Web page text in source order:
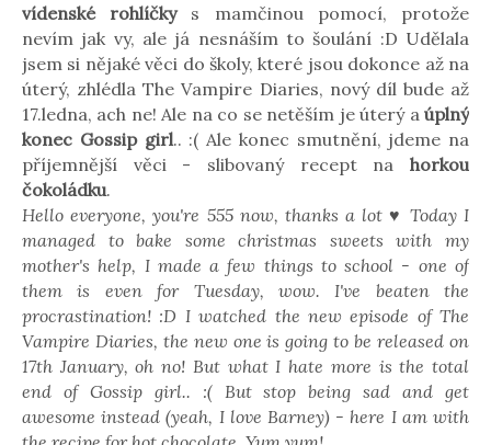
vídenské rohlíčkys mamčinou pomocí, protože
nevím jak vy, ale já nesnáším to šoulání :D Udělala
jsem si nějaké věci do školy, které jsou dokonce až na
úterý, zhlédla The Vampire Diaries, nový díl bude až
17.ledna, ach ne! Ale na co se netěším je úterý a úplný
konec Gossip girl.. :( Ale konec smutnění, jdeme na
příjemnější věci - slibovaný recept na horkou
čokoládku.
Hello everyone, you're 555 now, thanks a lot ♥ Today I
managed to bake some christmas sweets with my
mother's help, I made a few things to school - one of
them is even for Tuesday, wow. I've beaten the
procrastination! :D I watched the new episode of The
Vampire Diaries, the new one is going to be released on
17th January, oh no! But what I hate more is the total
end of Gossip girl.. :( But stop being sad and get
awesome instead (yeah, I love Barney) - here I am with